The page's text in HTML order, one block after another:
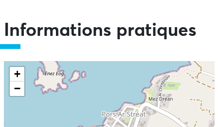
Informations pratiques
+
−